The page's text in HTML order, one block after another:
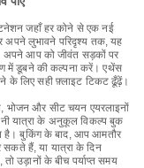
जहाँ हर कोने से एक नई
अपने लुभावने परिदृश्य तक, यह
अपने आप को जीवंत सड़कों पर
में डूबने की कल्पना करें। एथेंस
के लिए सही फ़्लाइट टिकट ढूँढ़ें।
भोजन और सीट चयन एयरलाइनों
यात्रा के अनुकूल विकल्प बुक
है। बुकिंग के बाद, आप आमतौर
हैं, या यात्रा के दिन
उड़ानों के बीच पर्याप्त समय